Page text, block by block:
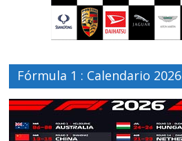
Fórmula 1 : Calendario 2026